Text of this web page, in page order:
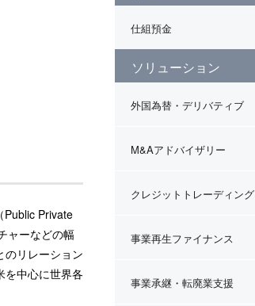
Public Private
ャーなどの幅
のリレーション
を中心に世界各
仕組預金
ソリューション
外国為替・デリバティブ
M&Aアドバイザリー
クレジットトレーディング
事業再生ファイナンス
事業承継・転廃業支援